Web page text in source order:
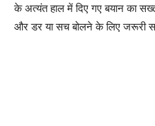
के अत्यंत हाल में दिए गए बयान का
और डर या सच बोलने के लिए जरूरी